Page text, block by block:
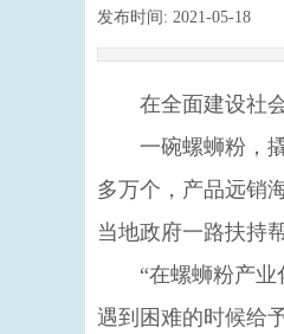
发布时间: 2021-05-18
在全面建设社
一碗螺蛳粉，撬
多万个，产品远销
当地政府一路扶持
“在螺蛳粉产业化
遇到困难的时候给